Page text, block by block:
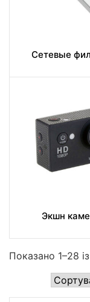
Сетевые
Экшн
Показано 1–28